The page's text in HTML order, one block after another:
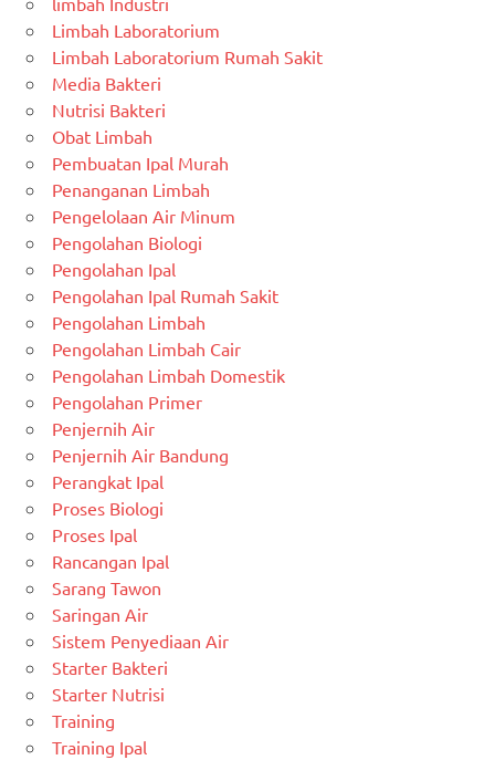
Limbah Laboratorium
Limbah Laboratorium Rumah Sakit
Media Bakteri
Nutrisi Bakteri
Obat Limbah
Pembuatan Ipal Murah
Penanganan Limbah
Pengelolaan Air Minum
Pengolahan Biologi
Pengolahan Ipal
Pengolahan Ipal Rumah Sakit
Pengolahan Limbah
Pengolahan Limbah Cair
Pengolahan Limbah Domestik
Pengolahan Primer
Penjernih Air
Penjernih Air Bandung
Perangkat Ipal
Proses Biologi
Proses Ipal
Rancangan Ipal
Sarang Tawon
Saringan Air
Sistem Penyediaan Air
Starter Bakteri
Starter Nutrisi
Training
Training Ipal